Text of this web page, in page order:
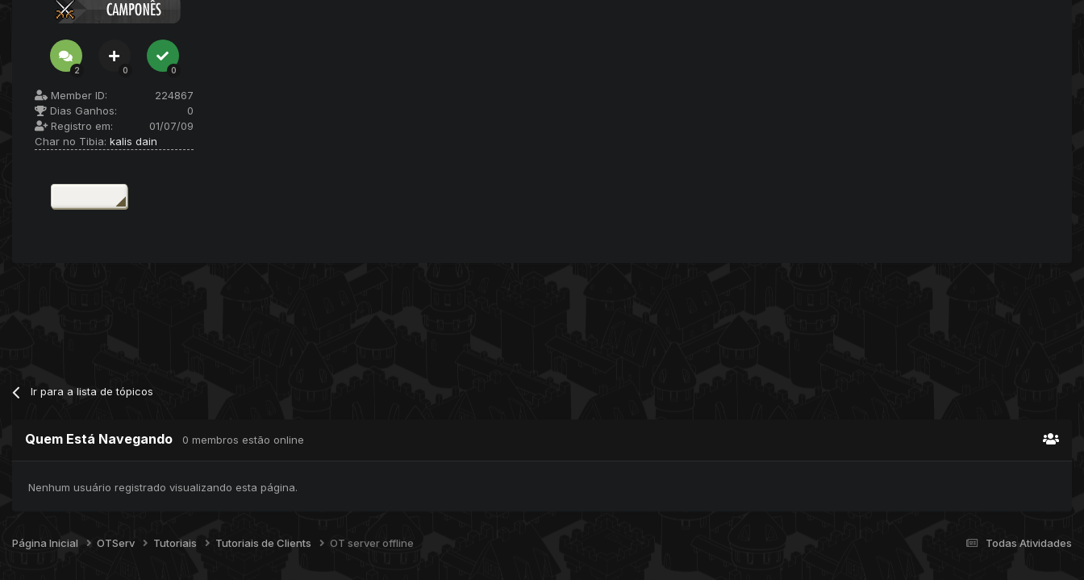
2 0 0
Member ID:
224867
Dias Ganhos:
0
Registro em:
01/07/09
Char no Tibia: kalis dain
Ir para a lista de tópicos
Quem Está Navegando 0 membros estão online
Nenhum usuário registrado visualizando esta página.
Todas Atividades
Página Inicial OTServ Tutoriais Tutoriais de Clients OT server offline